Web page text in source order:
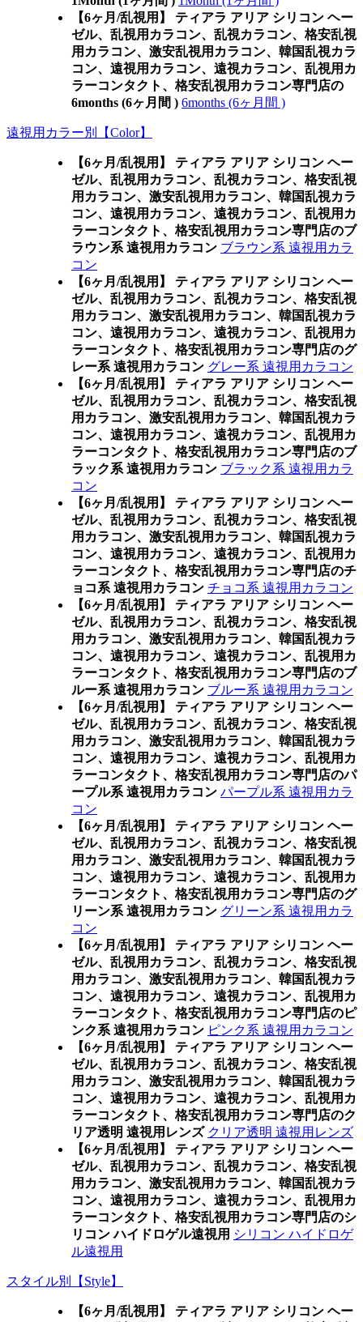
【6ヶ月/乱視用】 ティアラ アリア シリコン ヘー
ゼル、乱視用カラコン、乱視カラコン、格安乱視
用カラコン、激安乱視用カラコン、韓国乱視カラ
コン、遠視用カラコン、遠視カラコン、乱視用カ
ラーコンタクト、格安乱視用カラコン専門店の
6months (6ヶ月間 ) 6months (6ヶ月間 )
遠視用カラー別【Color】
【6ヶ月/乱視用】 ティアラ アリア シリコン ヘー
ゼル、乱視用カラコン、乱視カラコン、格安乱視
用カラコン、激安乱視用カラコン、韓国乱視カラ
コン、遠視用カラコン、遠視カラコン、乱視用カ
ラーコンタクト、格安乱視用カラコン専門店のブ
ラウン系 遠視用カラコン ブラウン系 遠視用カラ
コン
【6ヶ月/乱視用】 ティアラ アリア シリコン ヘー
ゼル、乱視用カラコン、乱視カラコン、格安乱視
用カラコン、激安乱視用カラコン、韓国乱視カラ
コン、遠視用カラコン、遠視カラコン、乱視用カ
ラーコンタクト、格安乱視用カラコン専門店のグ
レー系 遠視用カラコン グレー系 遠視用カラコン
【6ヶ月/乱視用】 ティアラ アリア シリコン ヘー
ゼル、乱視用カラコン、乱視カラコン、格安乱視
用カラコン、激安乱視用カラコン、韓国乱視カラ
コン、遠視用カラコン、遠視カラコン、乱視用カ
ラーコンタクト、格安乱視用カラコン専門店のブ
ラック系 遠視用カラコン ブラック系 遠視用カラ
コン
【6ヶ月/乱視用】 ティアラ アリア シリコン ヘー
ゼル、乱視用カラコン、乱視カラコン、格安乱視
用カラコン、激安乱視用カラコン、韓国乱視カラ
コン、遠視用カラコン、遠視カラコン、乱視用カ
ラーコンタクト、格安乱視用カラコン専門店のチ
ョコ系 遠視用カラコン チョコ系 遠視用カラコン
【6ヶ月/乱視用】 ティアラ アリア シリコン ヘー
ゼル、乱視用カラコン、乱視カラコン、格安乱視
用カラコン、激安乱視用カラコン、韓国乱視カラ
コン、遠視用カラコン、遠視カラコン、乱視用カ
ラーコンタクト、格安乱視用カラコン専門店のブ
ルー系 遠視用カラコン ブルー系 遠視用カラコン
【6ヶ月/乱視用】 ティアラ アリア シリコン ヘー
ゼル、乱視用カラコン、乱視カラコン、格安乱視
用カラコン、激安乱視用カラコン、韓国乱視カラ
コン、遠視用カラコン、遠視カラコン、乱視用カ
ラーコンタクト、格安乱視用カラコン専門店のパ
ープル系 遠視用カラコン パープル系 遠視用カラ
コン
【6ヶ月/乱視用】 ティアラ アリア シリコン ヘー
ゼル、乱視用カラコン、乱視カラコン、格安乱視
用カラコン、激安乱視用カラコン、韓国乱視カラ
コン、遠視用カラコン、遠視カラコン、乱視用カ
ラーコンタクト、格安乱視用カラコン専門店のグ
リーン系 遠視用カラコン グリーン系 遠視用カラ
コン
【6ヶ月/乱視用】 ティアラ アリア シリコン ヘー
ゼル、乱視用カラコン、乱視カラコン、格安乱視
用カラコン、激安乱視用カラコン、韓国乱視カラ
コン、遠視用カラコン、遠視カラコン、乱視用カ
ラーコンタクト、格安乱視用カラコン専門店のピ
ンク系 遠視用カラコン ピンク系 遠視用カラコン
【6ヶ月/乱視用】 ティアラ アリア シリコン ヘー
ゼル、乱視用カラコン、乱視カラコン、格安乱視
用カラコン、激安乱視用カラコン、韓国乱視カラ
コン、遠視用カラコン、遠視カラコン、乱視用カ
ラーコンタクト、格安乱視用カラコン専門店のク
リア透明 遠視用レンズ クリア透明 遠視用レンズ
【6ヶ月/乱視用】 ティアラ アリア シリコン ヘー
ゼル、乱視用カラコン、乱視カラコン、格安乱視
用カラコン、激安乱視用カラコン、韓国乱視カラ
コン、遠視用カラコン、遠視カラコン、乱視用カ
ラーコンタクト、格安乱視用カラコン専門店のシ
リコン ハイドロゲル遠視用 シリコン ハイドロゲ
ル遠視用
スタイル別【Style】
【6ヶ月/乱視用】 ティアラ アリア シリコン ヘー